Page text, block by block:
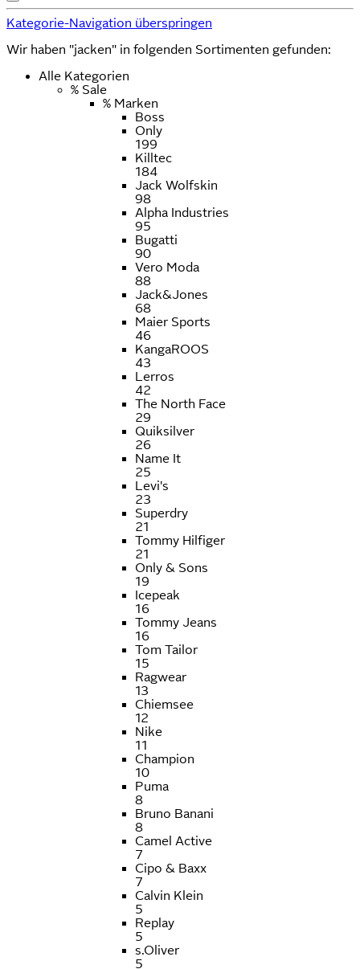
Kategorie-Navigation überspringen
Wir haben "jacken" in folgenden Sortimenten gefunden:
Alle Kategorien
% Sale
% Marken
Boss
Only
199
Killtec
184
Jack Wolfskin
98
Alpha Industries
95
Bugatti
90
Vero Moda
88
Jack&Jones
68
Maier Sports
46
KangaROOS
43
Lerros
42
The North Face
29
Quiksilver
26
Name It
25
Levi's
23
Superdry
21
Tommy Hilfiger
21
Only & Sons
19
Icepeak
16
Tommy Jeans
16
Tom Tailor
15
Ragwear
13
Chiemsee
12
Nike
11
Champion
10
Puma
8
Bruno Banani
8
Camel Active
7
Cipo & Baxx
7
Calvin Klein
5
Replay
5
s.Oliver
5